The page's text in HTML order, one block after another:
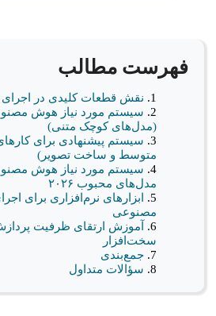
فهرست مطالب
نقش قطعات کلیدی در
سیستم مورد نیاز هوش
(مدل‌های کوچک متنی)
سیستم پیشنهادی برای
متوسط و ساخت تصویر)
سیستم مورد نیاز هوش
مدل‌های محبوب ۲۰۲۶
ابزارهای نرم‌افزاری برای
مصنوعی
آموزش ارتقای ظرفیت
سخت‌افزار
جمع‌بندی
سؤالات متداول